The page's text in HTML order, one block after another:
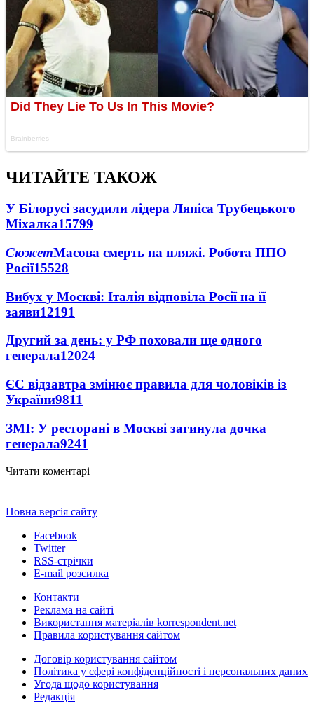
ЧИТАЙТЕ ТАКОЖ
У Білорусі засудили лідера Ляпіса Трубецького
Міхалка15799
СюжетМасова смерть на пляжі. Робота ППО
Росії15528
Вибух у Москві: Італія відповіла Росії на її
заяви12191
Другий за день: у РФ поховали ще одного
генерала12024
ЄС відзавтра змінює правила для чоловіків із
України9811
ЗМІ: У ресторані в Москві загинула дочка
генерала9241
Читати коментарі
Повна версія сайту
Facebook
Twitter
RSS-стрічки
E-mail розсилка
Контакти
Реклама на сайті
Використання матеріалів korrespondent.net
Правила користування сайтом
Договір користування сайтом
Політика у сфері конфіденційності і персональних даних
Угода щодо користування
Редакція